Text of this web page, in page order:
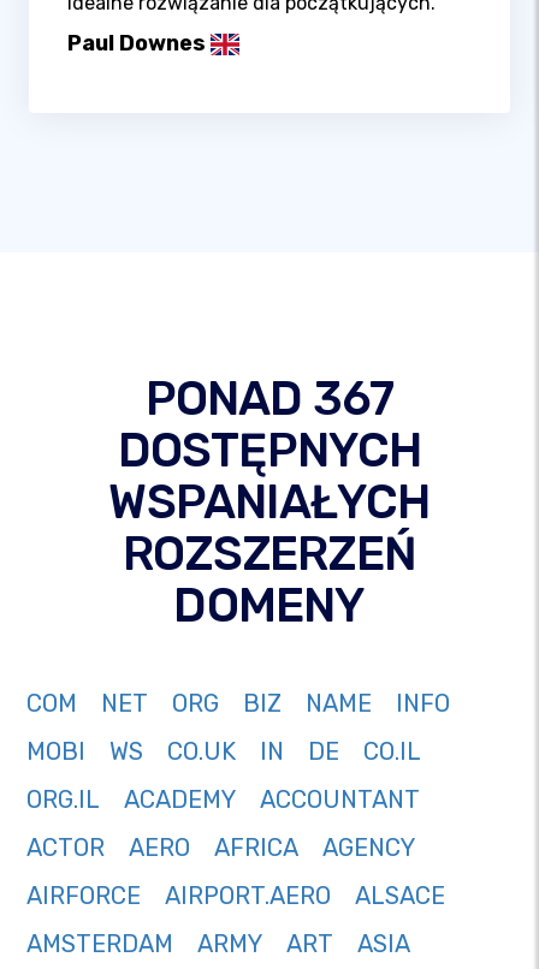
Paul Downes
PONAD 367
DOSTĘPNYCH
WSPANIAŁYCH
ROZSZERZEŃ
DOMENY
COM NET ORG BIZ NAME
INFO
MOBI
WS CO.UK IN DE
CO.IL
ORG.IL
ACADEMY
ACCOUNTANT
ACTOR
AERO AFRICA
AGENCY
AIRFORCE
AIRPORT.AERO
ALSACE
AMSTERDAM
ARMY ART
ASIA